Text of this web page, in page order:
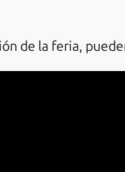
de la feria,